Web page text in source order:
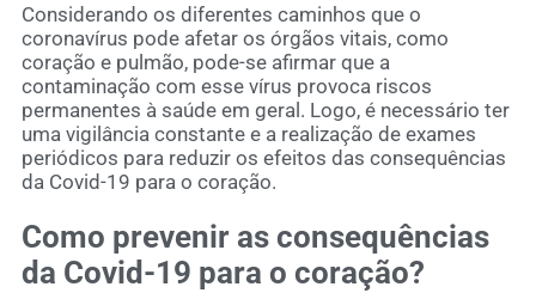
Considerando os diferentes caminhos que o
coronavírus pode afetar os órgãos vitais, como
coração e pulmão, pode-se afirmar que a
contaminação com esse vírus provoca riscos
permanentes à saúde em geral. Logo, é necessário ter
uma vigilância constante e a realização de exames
periódicos para reduzir os efeitos das consequências
da Covid-19 para o coração.
Como prevenir as consequências
da Covid-19 para o coração?